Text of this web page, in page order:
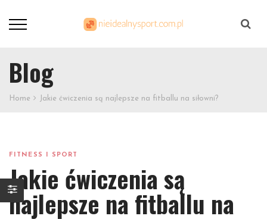
Blog
Home Jakie ćwiczenia są najlepsze na fitballu na siłowni?
FITNESS I SPORT
Jakie ćwiczenia są
najlepsze na fitballu na